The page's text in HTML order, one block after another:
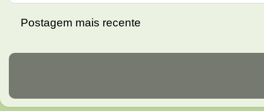
Postagem mais recente